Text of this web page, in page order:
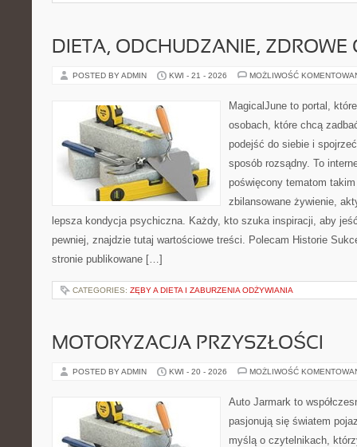
DIETA, ODCHUDZANIE, ZDROWE
POSTED BY ADMIN KWI - 21 - 2026 MOŻLIWOŚĆ
MagicalJune to portal,
osobach, które chcą
podejść do siebie i
sposób rozsądny. To
poświęcony tematom
zbilansowane żywienie,
lepsza kondycja psychiczna. Każdy, kto szuka inspiracji, aby
pewniej, znajdzie tutaj wartościowe treści. Polecam Historie
stronie publikowane […]
CATEGORIES: ZĘBY A DIETA I ZABURZENIA ODŻYWIANIA
MOTORYZACJA PRZYSZŁOŚCI
POSTED BY ADMIN KWI - 20 - 2026 MOŻLIWOŚĆ
Auto Jarmark to
pasjonują się światem
myślą o czytelnikach,